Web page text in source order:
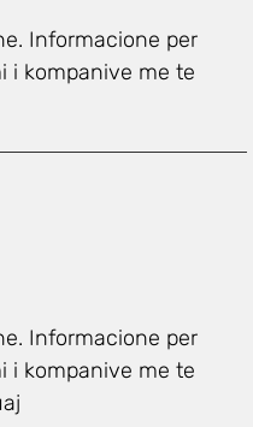
Informacione per
i kompanive me te
Informacione per
i kompanive me te